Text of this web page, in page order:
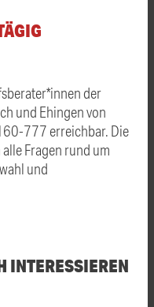
der
und Ehingen von
777 erreichbar. Die
Fragen rund um
und
INTERESSIEREN